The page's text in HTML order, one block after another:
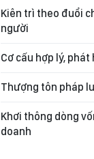
Kiên trì theo đuổi
người
Cơ cấu hợp lý,
Thượng tôn pháp
Khơi thông dòng
doanh